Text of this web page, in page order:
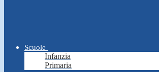
Scuole
Infanzia
Primaria